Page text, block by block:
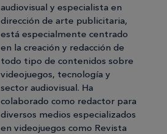
audiovisual y especialista en
dirección de arte publicitaria,
está especialmente centrado
en la creación y redacción de
todo tipo de contenidos sobre
videojuegos, tecnología y
sector audiovisual. Ha
colaborado como redactor para
diversos medios especializados
en videojuegos como Revista